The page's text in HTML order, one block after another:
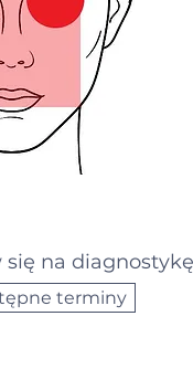
na
terminy